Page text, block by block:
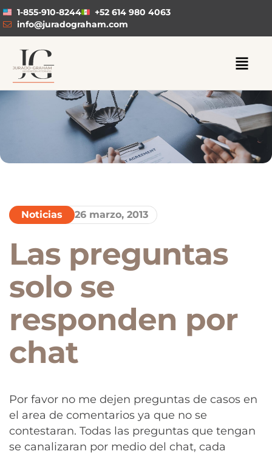
1-855-910-8244
+52 614 980 4063
info@juradograham.com
Noticias 26 marzo, 2013
Las preguntas
solo se
responden por
chat
Por favor no me dejen preguntas de casos en
el area de comentarios ya que no se
contestaran. Todas las preguntas que tengan
se canalizaran por medio del chat, cada